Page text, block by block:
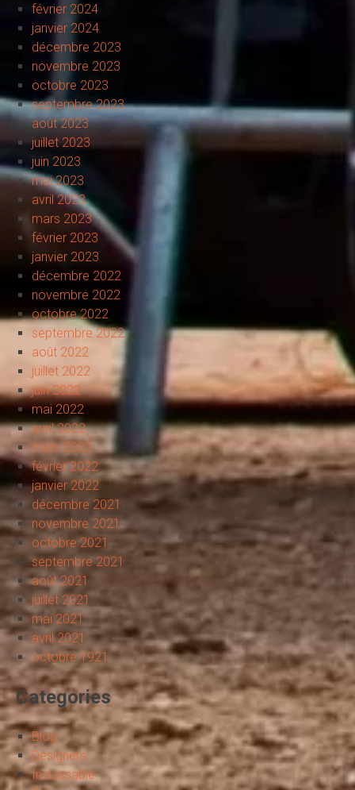
février 2024
janvier 2024
décembre 2023
novembre 2023
octobre 2023
septembre 2023
août 2023
juillet 2023
juin 2023
mai 2023
avril 2023
mars 2023
février 2023
janvier 2023
décembre 2022
novembre 2022
octobre 2022
septembre 2022
août 2022
juillet 2022
juin 2022
mai 2022
avril 2022
mars 2022
février 2022
janvier 2022
décembre 2021
novembre 2021
octobre 2021
septembre 2021
août 2021
juillet 2021
mai 2021
avril 2021
octobre 1921
Categories
Blog
Designers
Inclassable